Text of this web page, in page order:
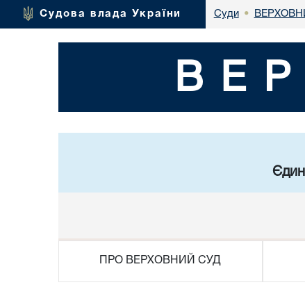
Судова влада України Суди •
ПРО ВЕРХОВНИЙ СУД